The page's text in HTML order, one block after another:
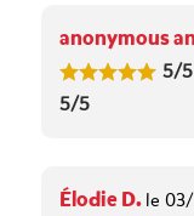
anonymous
5/5
5/5
Élodie D. le